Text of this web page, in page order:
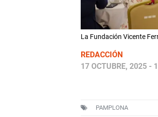
La Fundación Vicente
REDACCIÓN
17 OCTUBRE, 2025 -
PAMPLONA